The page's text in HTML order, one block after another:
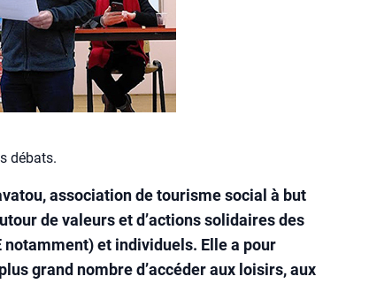
débats.
association de tourisme social à but
de valeurs et d’actions solidaires des
et individuels. Elle a pour
grand nombre d’accéder aux loisirs, aux